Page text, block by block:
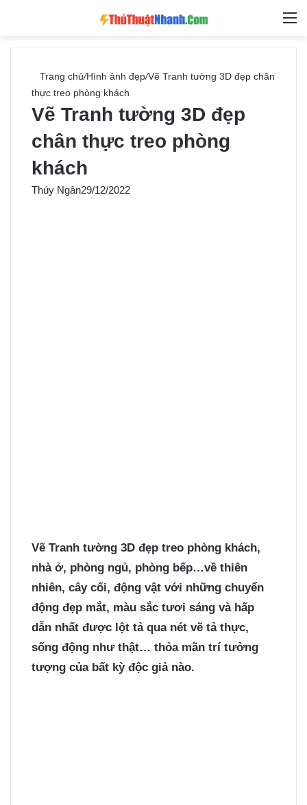
Tìm
Trang chủ/Hình ảnh đẹp/Vẽ Tranh tường 3D đẹp chân
thực treo phòng khách
Vẽ Tranh tường 3D đẹp
chân thực treo phòng
khách
Thúy Ngân29/12/2022
Vẽ Tranh tường 3D đẹp treo phòng khách,
nhà ở, phòng ngủ, phòng bếp…về thiên
nhiên, cây cối, động vật với những chuyển
động đẹp mắt, màu sắc tươi sáng và hấp
dẫn nhất được lột tả qua nét vẽ tả thực,
sống động như thật… thỏa mãn trí tưởng
tượng của bất kỳ độc giả nào.